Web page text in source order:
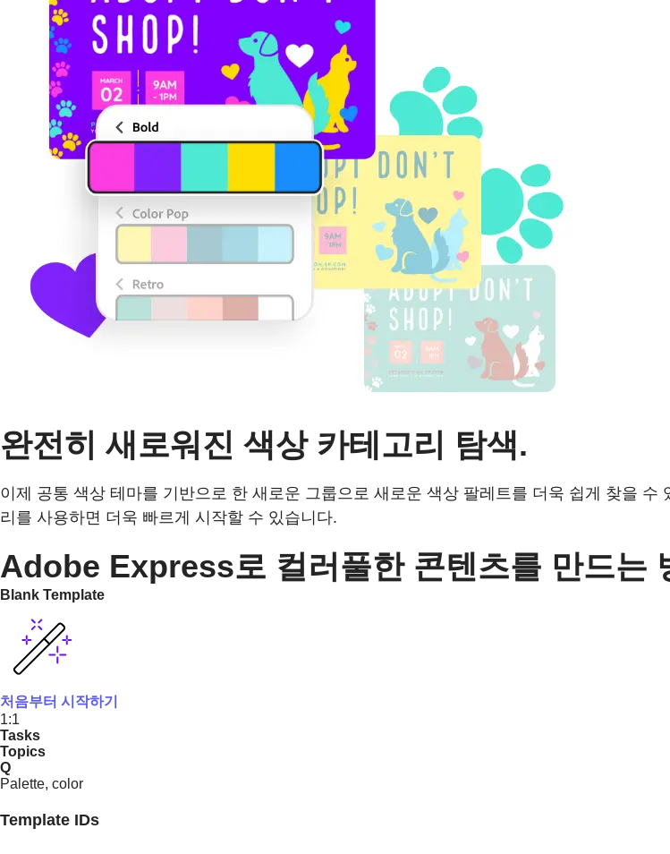
완전히 새로워진 색상 카테고리 탐색.
이제 공통 색상 테마를 기반으로 한 새로운 그룹으로 새로운 색상 팔레트를 더욱 쉽게 찾을 수
리를 사용하면 더욱 빠르게 시작할 수 있습니다.
Adobe Express로 컬러풀한 콘텐츠를 만드는
Blank Template
처음부터 시작하기
1:1
Tasks
Topics
Q
Palette, color
Template IDs